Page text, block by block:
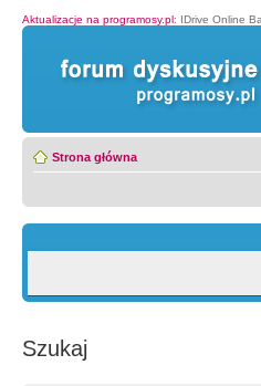
Aktualizacje na programosy.pl: IDrive Online
Strona główna
Szukaj